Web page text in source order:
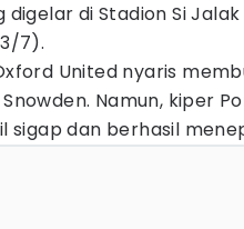
digelar di Stadion Si
7).
United nyaris
Namun, kiper
sigap dan berhasil